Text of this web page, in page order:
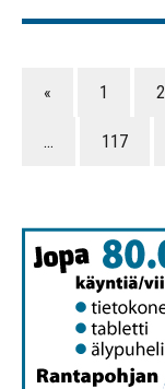
« 1 2
… 117